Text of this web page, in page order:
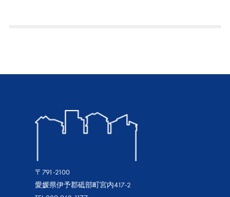
〒791-2100
愛媛県伊予郡砥部町宮内417-2